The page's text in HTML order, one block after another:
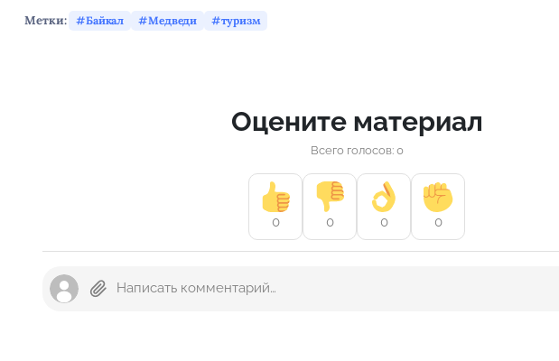
Метки: Байкал Медведи туризм
Оцените материал
Всего голосов: 0
0 0 0 0